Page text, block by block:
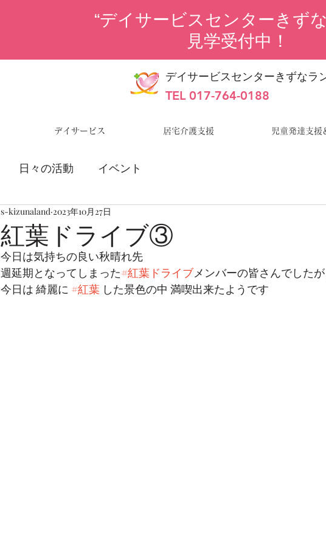
“デイサービスセンターきず
見学受付中！
デイサービスセンターきずなラ
TEL 017-764-0188
デイサービス 居宅介護支援 児童発達支援
日々の活動 イベント
紅葉ドライブ③
s-kizunaland 2023年10月27日
今日は気持ちの良い秋晴れ先
週延期となってしまった#紅葉ドライブメンバーの皆さんでしたが
今日は 綺麗に #紅葉 した景色の中 満喫出来たようです